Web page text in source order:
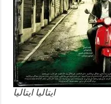
ایتالیا ایتالیا